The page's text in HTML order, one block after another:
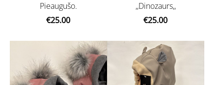
Pieaugušo.
€25.00
,,Dinozaurs,,
€25.00